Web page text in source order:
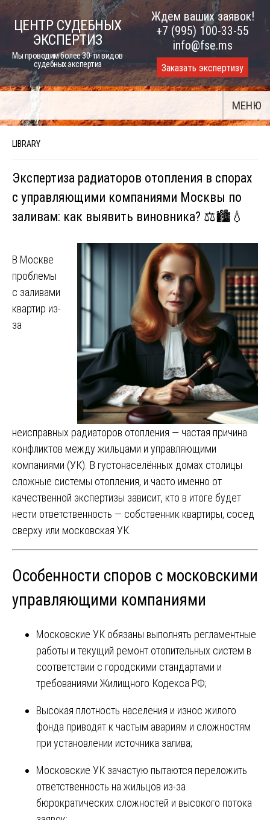
Skip
ЦЕНТР СУДЕБНЫХ
ЭКСПЕРТИЗ
Мы проводим более 30-ти видов
судебных экспертиз
Ждем ваших заявок!
+7 (995) 100-33-55
info@fse.ms
Заказать экспертизу
МЕНЮ
LIBRARY
Экспертиза радиаторов отопления в спорах
с управляющими компаниями Москвы по
заливам: как выявить виновника? ⚖️🏙️💧
В Москве
проблемы
с заливами
квартир из-
за
неисправных радиаторов отопления — частая причина
конфликтов между жильцами и управляющими
компаниями (УК). В густонаселённых домах столицы
сложные системы отопления, и часто именно от
качественной экспертизы зависит, кто в итоге будет
нести ответственность — собственник квартиры, сосед
сверху или московская УК.
Особенности споров с московскими
управляющими компаниями
Московские УК обязаны выполнять регламентные
работы и текущий ремонт отопительных систем в
соответствии с городскими стандартами и
требованиями Жилищного Кодекса РФ;
Высокая плотность населения и износ жилого
фонда приводят к частым авариям и сложностям
при установлении источника залива;
Московские УК зачастую пытаются переложить
ответственность на жильцов из-за
бюрократических сложностей и высокого потока